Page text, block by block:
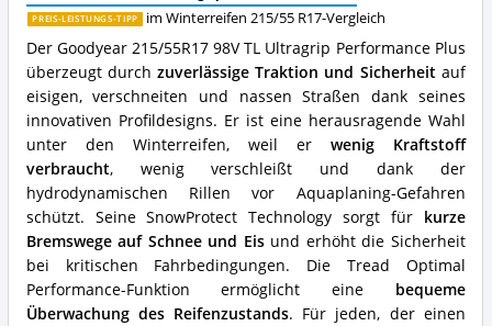
PREIS-LEISTUNGS-TIPP im Winterreifen 215/55 R17-Vergleich
Der Goodyear 215/55R17 98V TL Ultragrip Performance Plus
überzeugt durchzuverlässige Traktion und Sicherheitauf
eisigen, verschneiten und nassen Straßen dank seines
innovativen Profildesigns. Er ist eine herausragende Wahl
unter den Winterreifen, weil er wenig Kraftstoff
verbraucht, wenig verschleißt und dank der
hydrodynamischen Rillen vor Aquaplaning-Gefahren
schützt. Seine SnowProtect Technology sorgt für kurze
Bremswege auf Schnee und Eisund erhöht die Sicherheit
bei kritischen Fahrbedingungen. Die Tread Optimal
Performance-Funktion ermöglicht eine bequeme
Überwachung des Reifenzustands. Für jeden, der einen
Plus
Vorteile:
Was
spricht
für
Winterreifen
215/55
R17?